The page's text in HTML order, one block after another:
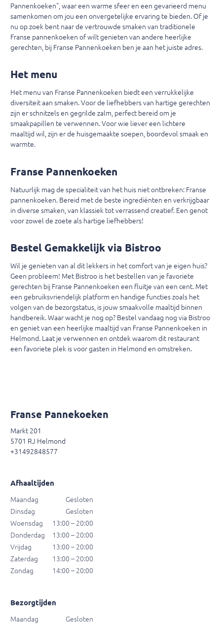
Pannenkoeken", waar een warme sfeer en een gevarieerd menu
samenkomen om jou een onvergetelijke ervaring te bieden. Of je
nu op zoek bent naar de vertrouwde smaken van traditionele
Franse pannenkoeken of wilt genieten van andere heerlijke
gerechten, bij Franse Pannenkoeken ben je aan het juiste adres.
Het menu
Het menu van Franse Pannenkoeken biedt een verrukkelijke
diversiteit aan smaken. Voor de liefhebbers van hartige gerechten
zijn er schnitzels en gegrilde zalm, perfect bereid om je
smaakpapillen te verwennen. Voor wie liever een lichtere
maaltijd wil, zijn er de huisgemaakte soepen, boordevol smaak en
warmte.
Franse Pannenkoeken
Natuurlijk mag de specialiteit van het huis niet ontbreken: Franse
pannenkoeken. Bereid met de beste ingrediënten en verkrijgbaar
in diverse smaken, van klassiek tot verrassend creatief. Een genot
voor zowel de zoete als hartige liefhebbers!
Bestel Gemakkelijk via Bistroo
Wil je genieten van al dit lekkers in het comfort van je eigen huis?
Geen probleem! Met Bistroo is het bestellen van je favoriete
gerechten bij Franse Pannenkoeken een fluitje van een cent. Met
een gebruiksvriendelijk platform en handige functies zoals het
volgen van de bezorgstatus, is jouw smaakvolle maaltijd binnen
handbereik.Waar wacht je nog op? Bestel vandaag nog via Bistroo
en geniet van een heerlijke maaltijd van Franse Pannenkoeken in
Helmond. Laat je verwennen en ontdek waarom dit restaurant
een favoriete plek is voor gasten in Helmond en omstreken.
Franse Pannekoeken
Markt 201
5701 RJ Helmond
+31492848577
Afhaaltijden
Maandag
Gesloten
Dinsdag
Gesloten
Woensdag
13:00 – 20:00
Donderdag
13:00 – 20:00
Vrijdag
13:00 – 20:00
Zaterdag
13:00 – 20:00
Zondag
14:00 – 20:00
Bezorgtijden
Maandag Gesloten